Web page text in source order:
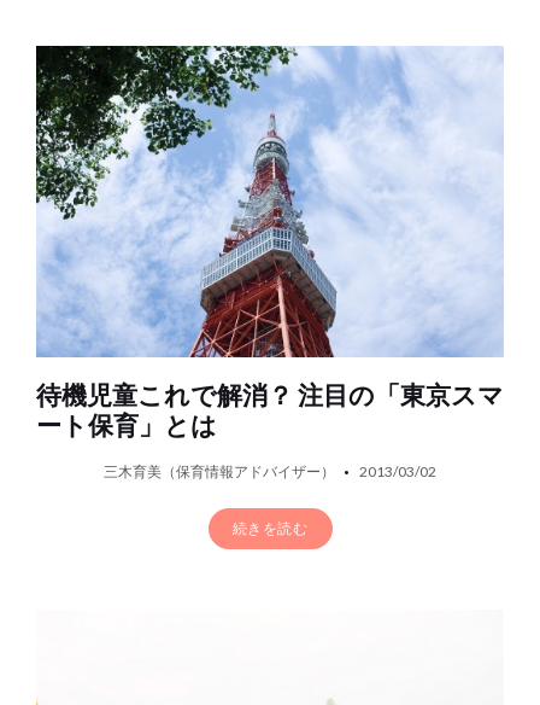
待機児童これで解消？ 注目の「東京スマ
ート保育」とは
三木育美（保育情報アドバイザー） 2013/03/02
続きを読む